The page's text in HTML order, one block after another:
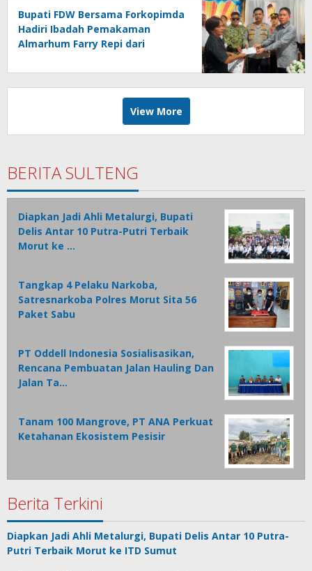
Bupati FDW Bersama Forkopimda
Hadiri Ibadah Pemakaman
Almarhum Farry Repi dari
Ranomea
View More
BERITA SULTENG
Diapkan Jadi Ahli Metalurgi, Bupati
Delis Antar 10 Putra-Putri Terbaik
Morut ke …
Tangkap 4 Pelaku Narkoba,
Satresnarkoba Polres Morut Sita 56
Paket Sabu
PT Oddell Indonesia Sosialisasikan,
Rencana Pembuatan Jalan Hauling Dan
Jalan Ta…
Tanam 100 Mangrove, PT ANA Perkuat
Ketahanan Ekosistem Pesisir
Berita Terkini
Diapkan Jadi Ahli Metalurgi, Bupati Delis Antar 10 Putra-
Putri Terbaik Morut ke ITD Sumut